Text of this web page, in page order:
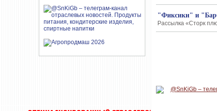
"Фиксики" и
Рассылка «Сторк